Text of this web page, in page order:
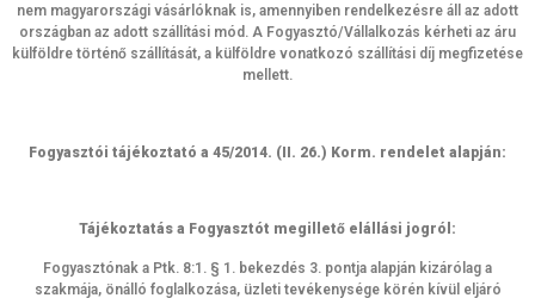
nem magyarországi vásárlóknak is, amennyiben rendelkezésre áll az adott
országban az adott szállítási mód. A Fogyasztó/Vállalkozás kérheti az áru
külföldre történő szállítását, a külföldre vonatkozó szállítási díj megfizetése
mellett.
Fogyasztói tájékoztató a 45/2014. (II. 26.) Korm. rendelet alapján:
Tájékoztatás a Fogyasztót megillető elállási jogról:
Fogyasztónak a Ptk. 8:1. § 1. bekezdés 3. pontja alapján kizárólag a
szakmája, önálló foglalkozása, üzleti tevékenysége körén kívül eljáró